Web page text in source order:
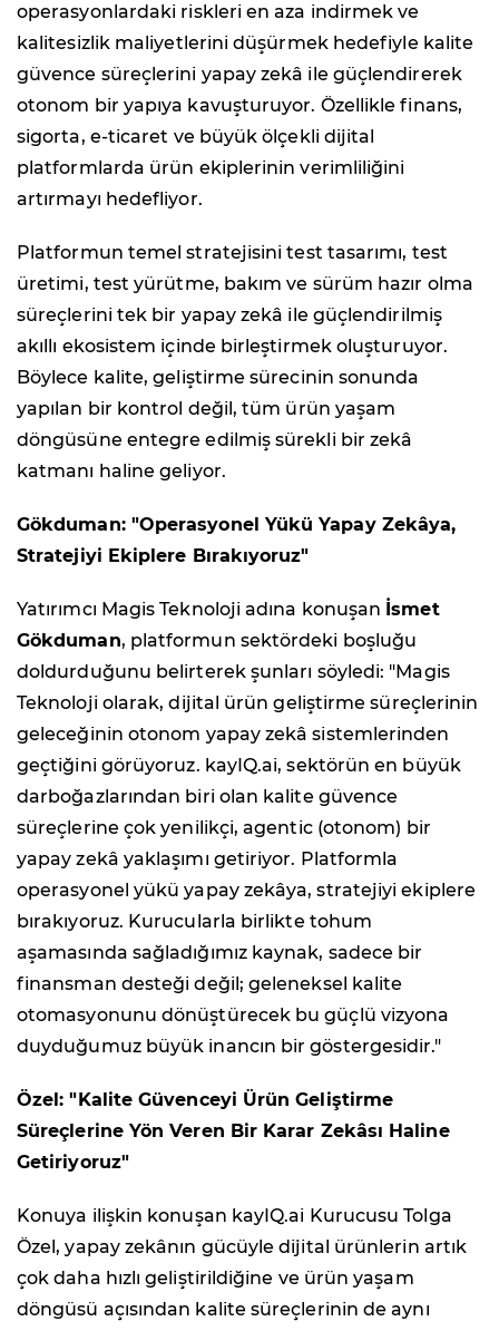
operasyonlardaki riskleri en aza indirmek ve
kalitesizlik maliyetlerini düşürmek hedefiyle kalite
güvence süreçlerini yapay zekâ ile güçlendirerek
otonom bir yapıya kavuşturuyor. Özellikle finans,
sigorta, e-ticaret ve büyük ölçekli dijital
platformlarda ürün ekiplerinin verimliliğini
artırmayı hedefliyor.
Platformun temel stratejisini test tasarımı, test
üretimi, test yürütme, bakım ve sürüm hazır olma
süreçlerini tek bir yapay zekâ ile güçlendirilmiş
akıllı ekosistem içinde birleştirmek oluşturuyor.
Böylece kalite, geliştirme sürecinin sonunda
yapılan bir kontrol değil, tüm ürün yaşam
döngüsüne entegre edilmiş sürekli bir zekâ
katmanı haline geliyor.
Gökduman: "Operasyonel Yükü Yapay Zekâya,
Stratejiyi Ekiplere Bırakıyoruz"
Yatırımcı Magis Teknoloji adına konuşan İsmet
Gökduman, platformun sektördeki boşluğu
doldurduğunu belirterek şunları söyledi: "Magis
Teknoloji olarak, dijital ürün geliştirme süreçlerinin
geleceğinin otonom yapay zekâ sistemlerinden
geçtiğini görüyoruz. kayIQ.ai, sektörün en büyük
darboğazlarından biri olan kalite güvence
süreçlerine çok yenilikçi, agentic (otonom) bir
yapay zekâ yaklaşımı getiriyor. Platformla
operasyonel yükü yapay zekâya, stratejiyi ekiplere
bırakıyoruz. Kurucularla birlikte tohum
aşamasında sağladığımız kaynak, sadece bir
finansman desteği değil; geleneksel kalite
otomasyonunu dönüştürecek bu güçlü vizyona
duyduğumuz büyük inancın bir göstergesidir."
Özel: "Kalite Güvenceyi Ürün Geliştirme
Süreçlerine Yön Veren Bir Karar Zekâsı Haline
Getiriyoruz"
Konuya ilişkin konuşan kayIQ.ai Kurucusu Tolga
Özel, yapay zekânın gücüyle dijital ürünlerin artık
çok daha hızlı geliştirildiğine ve ürün yaşam
döngüsü açısından kalite süreçlerinin de aynı